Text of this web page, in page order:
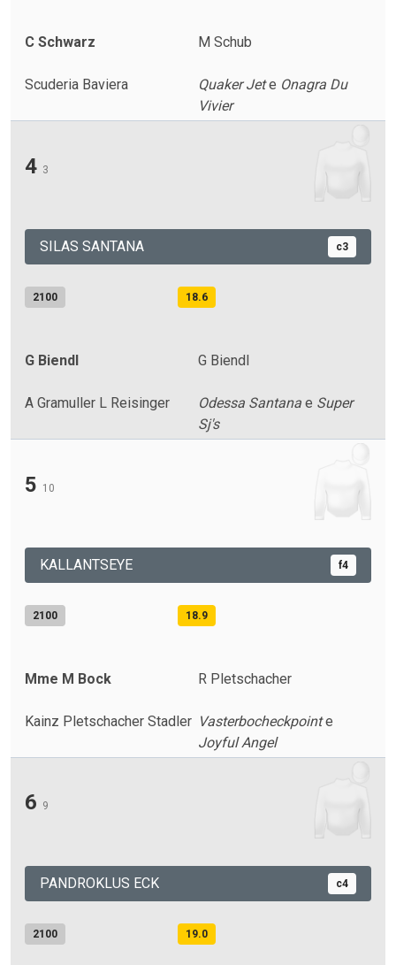
C Schwarz M Schub
Scuderia Baviera Quaker Jete Onagra Du
Vivier
4 3
SILAS SANTANA c3
2100 18.6
G Biendl G Biendl
A Gramuller L Reisinger Odessa Santana e Super
Sj's
5 10
KALLANTSEYE f4
2100 18.9
Mme M Bock R Pletschacher
Kainz Pletschacher Stadler Vasterbocheckpointe
Joyful Angel
6 9
PANDROKLUS ECK c4
2100 19.0